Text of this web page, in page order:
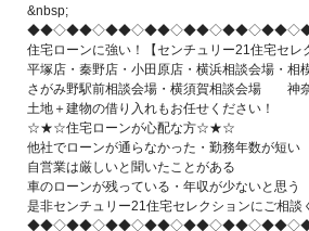
&nbsp;
住宅ローンに強い！【センチュリー21住宅セレ
平塚店・秦野店・小田原店・横浜相談会場・相
さがみ野駅前相談会場・横須賀相談会場 神
土地＋建物の借り入れもお任せください！
☆★☆住宅ローンが心配な方☆★☆
他社でローンが通らなかった・勤務年数が短い
自営業は厳しいと聞いたことがある
車のローンが残っている・年収が少ないと思う
是非センチュリー21住宅セレクションにご相談